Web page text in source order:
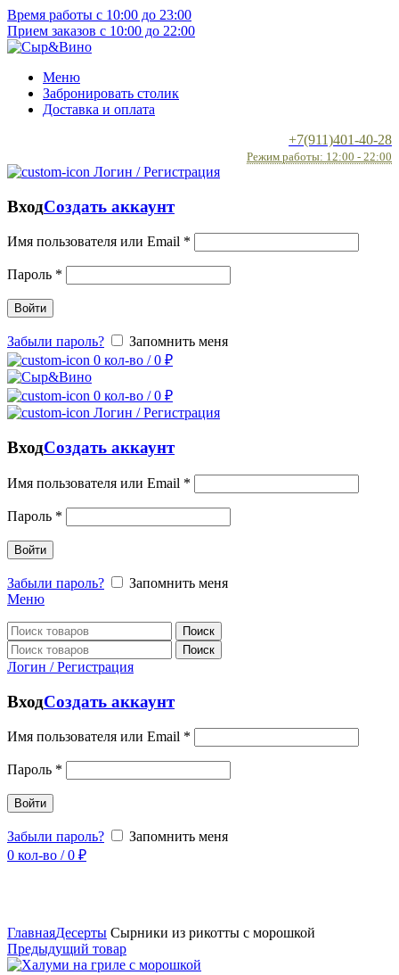
Время работы с 10:00 до 23:00
Прием заказов с 10:00 до 22:00
Меню
Забронировать столик
Доставка и оплата
+7(911)401-40-28
Режим работы: 12:00 - 22:00
Логин / Регистрация
ВходСоздать аккаунт
Имя пользователя или Email *
Пароль *
Войти
Забыли пароль?
Запомнить меня
0 кол-во / 0 ₽
0 кол-во / 0 ₽
Логин / Регистрация
ВходСоздать аккаунт
Имя пользователя или Email *
Пароль *
Войти
Забыли пароль?
Запомнить меня
Меню
Поиск
Поиск
Логин / Регистрация
ВходСоздать аккаунт
Имя пользователя или Email *
Пароль *
Войти
Забыли пароль?
Запомнить меня
0 кол-во / 0 ₽
ГлавнаяДесерты Сырники из рикотты с морошкой
Предыдущий товар